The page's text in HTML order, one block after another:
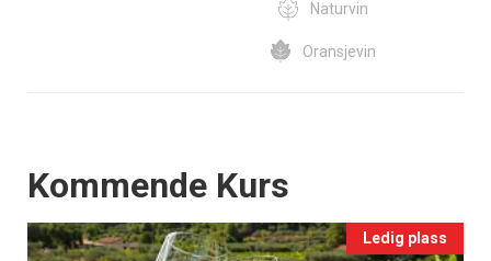
Naturvin
Oransjevin
Events
Kommende Kurs
Ledig plass